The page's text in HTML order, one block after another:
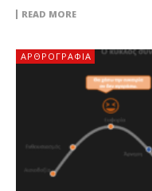
READ MORE
ΑΡΘΡΟΓΡΑΦΊΑ